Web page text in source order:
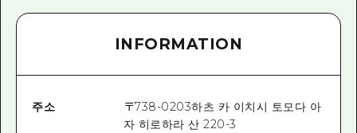
INFORMATION
주소 〒738-0203하츠 카 이치시 토모다 아
자 히로하라 산 220-3